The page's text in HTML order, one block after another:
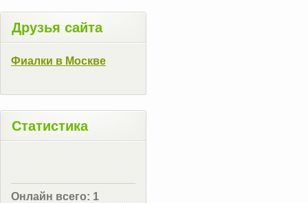
Друзья сайта
Фиалки в Москве
Статистика
Онлайн всего: 1